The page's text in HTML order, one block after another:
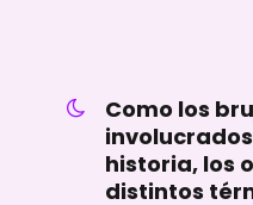
Como los
historia, los
distintos